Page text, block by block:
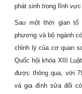
phát sinh trong lĩnh
Sau một thời gian
phương và bộ ngành
chỉnh lý của cơ quan
Quốc hội khóa XIII
được thông qua, với
và gia đình sửa đổi